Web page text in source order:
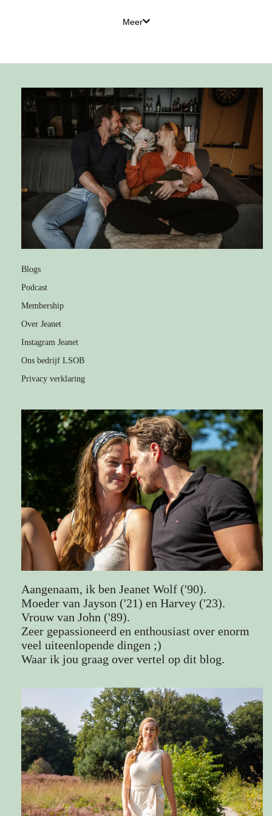
Meer
Blogs
Podcast
Membership
Over Jeanet
Instagram Jeanet
Ons bedrijf LSOB
Privacy verklaring
Aangenaam, ik ben Jeanet Wolf ('90).
Moeder van Jayson ('21) en Harvey ('23).
Vrouw van John ('89).
Zeer gepassioneerd en enthousiast over enorm
veel uiteenlopende dingen ;)
Waar ik jou graag over vertel op dit blog.